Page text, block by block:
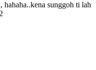
hahaha..kena sunggoh ti lah